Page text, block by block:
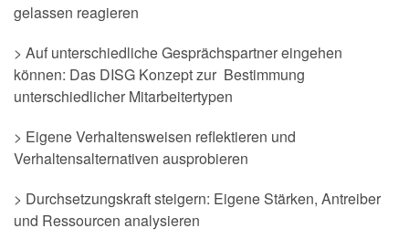
gelassen reagieren
> Auf unterschiedliche Gesprächspartner eingehen
können: Das DISG Konzept zur Bestimmung
unterschiedlicher Mitarbeitertypen
> Eigene Verhaltensweisen reflektieren und
Verhaltensalternativen ausprobieren
> Durchsetzungskraft steigern: Eigene Stärken, Antreiber
und Ressourcen analysieren